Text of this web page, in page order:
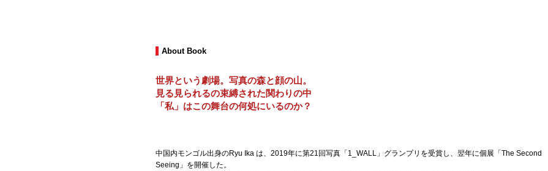
About Book
世界という劇場。写真の森と顔の山。
見る見られるの束縛された関わりの中
「私」はこの舞台の何処にいるのか？
中国内モンゴル出身のRyu Ika は、2019年に第21回写真「1_WALL」グランプリを受賞し、翌年に個展「The Second
Seeing」を開催した。